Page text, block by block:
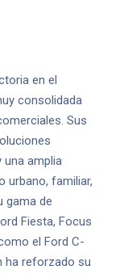
en el
consolidada
Sus
una amplia
urbano, familiar,
gama de
Fiesta, Focus
el Ford C-
ha reforzado su